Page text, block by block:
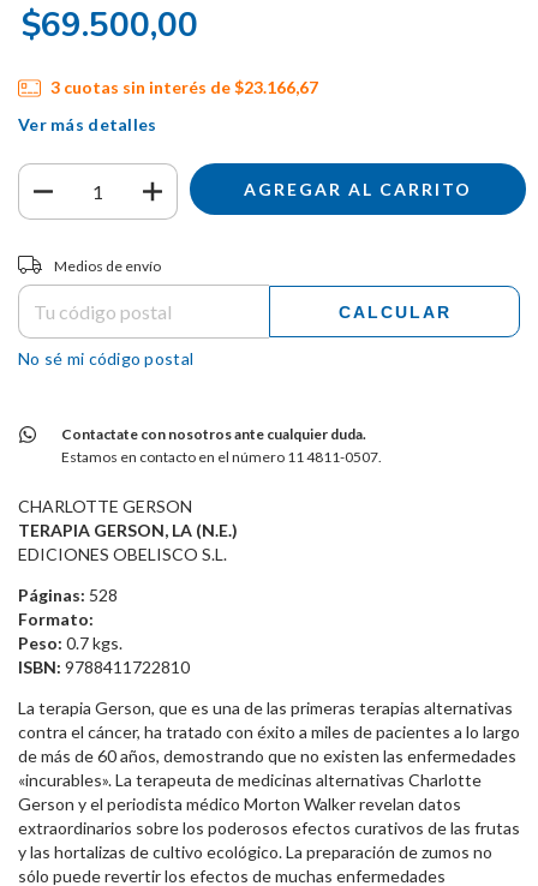
$69.500,00
3 cuotas sin interés de$23.166,67
Ver más detalles
Entregas para el CP:
Medios de envío
CALCULAR
No sé mi código postal
Contactate con nosotros ante cualquier duda.
Estamos en contacto en el número 11 4811-0507.
CHARLOTTE GERSON
TERAPIA GERSON, LA (N.E.)
EDICIONES OBELISCO S.L.
Páginas: 528
Formato:
Peso: 0.7 kgs.
ISBN: 9788411722810
La terapia Gerson, que es una de las primeras terapias alternativas
contra el cáncer, ha tratado con éxito a miles de pacientes a lo largo
de más de 60 años, demostrando que no existen las enfermedades
«incurables». La terapeuta de medicinas alternativas Charlotte
Gerson y el periodista médico Morton Walker revelan datos
extraordinarios sobre los poderosos efectos curativos de las frutas
y las hortalizas de cultivo ecológico. La preparación de zumos no
sólo puede revertir los efectos de muchas enfermedades